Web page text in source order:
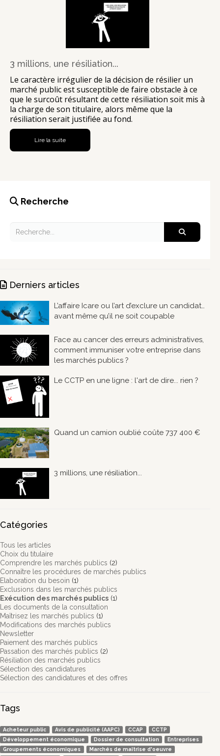
3 millions, une résiliation...
Le caractère irrégulier de la décision de résilier un
marché public est susceptible de faire obstacle à ce
que le surcoût résultant de cette résiliation soit mis à
la charge de son titulaire, alors même que la
résiliation serait justifiée au fond.
Lire la suite
Recherche
Derniers articles
L’affaire Icare ou l’art d’exclure un candidat…
avant même qu’il ne soit coupable
Face au cancer des erreurs administratives,
comment immuniser votre entreprise dans
les marchés publics ?
Le CCTP en une ligne : l'art de dire... rien ?
Quand un camion oublié coûte 737 400 €
3 millions, une résiliation...
Catégories
Tous les articles
Choix du titulaire
Comprendre les marchés publics (2)
Connaître les procédures de marchés publics
Elaboration du besoin (1)
Exclusions dans les marchés publics
Exécution des marchés publics (1)
Les documents de la consultation
Maîtrisez les marchés publics (1)
Modifications des marchés publics
Newsletter
Paiement des marchés publics
Passation des marchés publics (2)
Résiliation des marchés publics
Sélection des candidatures
Sélection des candidatures et des offres
Tags
Acheteur public Avis de publicité (AAPC) CCAP
CCTP
Développement économique
Dossier de consultation
Entreprises
Groupements économiques
Marchés de maîtrise d'oeuvre